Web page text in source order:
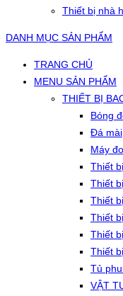
Thiết bị nhà
DANH MỤC SẢN PHẨM
TRANG CHỦ
MENU SẢN PHẨM
THIẾT BỊ
Bóng
Đá mài
Máy
Thiết
Thiết
Thiết
Thiết
Thiết
Thiết
Tủ
VẬT